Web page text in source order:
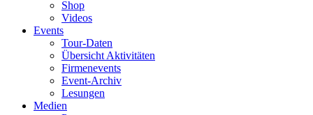
Shop
Videos
Events
Tour-Daten
Übersicht Aktivitäten
Firmenevents
Event-Archiv
Lesungen
Medien